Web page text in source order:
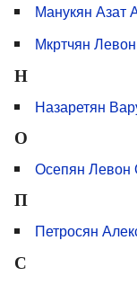
Манукян Азат
Мкртчян
Н
Назаретян
О
Осепян Левон
П
Петросян
С